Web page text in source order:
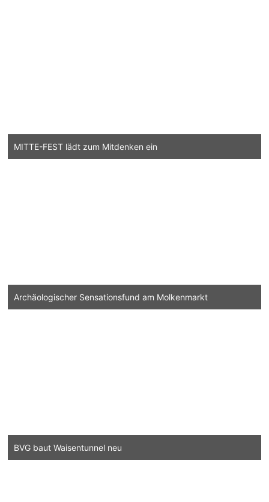
MITTE-FEST lädt zum Mitdenken ein
Archäologischer Sensationsfund am Molkenmarkt
BVG baut Waisentunnel neu